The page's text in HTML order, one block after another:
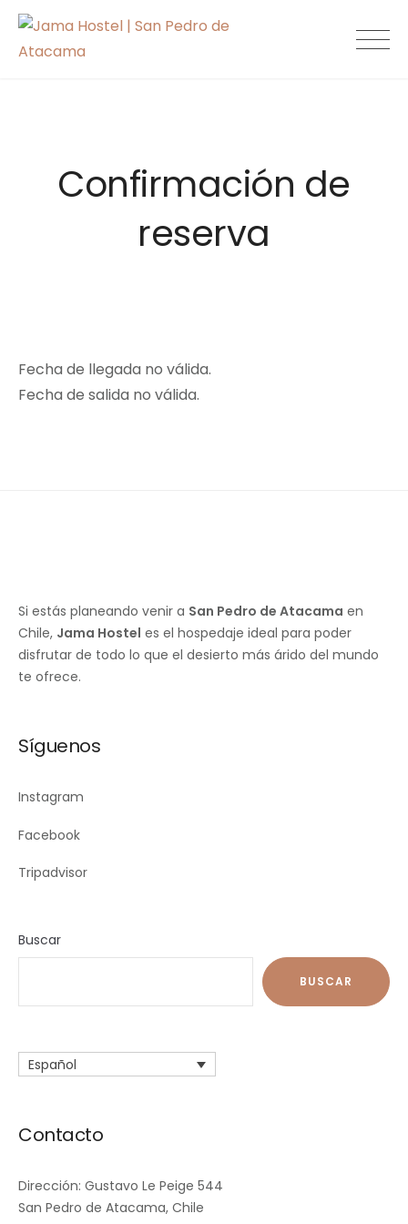
Skip
content
Jama Hostel |
Confirmación de
reserva
Fecha de llegada no válida.
Fecha de salida no válida.
Si estás planeando venir a San Pedro de Atacama en
Chile, Jama Hostel es el hospedaje ideal para poder
disfrutar de todo lo que el desierto más árido del mundo
te ofrece.
Síguenos
Instagram
Facebook
Tripadvisor
Buscar
BUSCAR
Español
Contacto
Dirección: Gustavo Le Peige 544
San Pedro de Atacama, Chile